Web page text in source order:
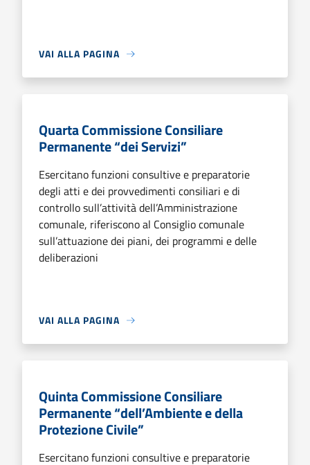
VAI ALLA PAGINA
Quarta Commissione Consiliare
Permanente “dei Servizi”
Esercitano funzioni consultive e preparatorie
degli atti e dei provvedimenti consiliari e di
controllo sull’attività dell’Amministrazione
comunale, riferiscono al Consiglio comunale
sull’attuazione dei piani, dei programmi e delle
deliberazioni
VAI ALLA PAGINA
Quinta Commissione Consiliare
Permanente “dell’Ambiente e della
Protezione Civile”
Esercitano funzioni consultive e preparatorie